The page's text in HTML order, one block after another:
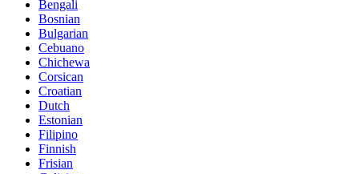
Bengali
Bosnian
Bulgarian
Cebuano
Chichewa
Corsican
Croatian
Dutch
Estonian
Filipino
Finnish
Frisian